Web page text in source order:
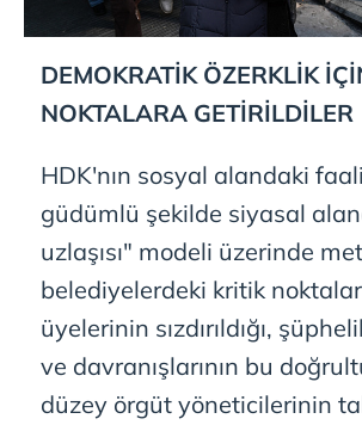
DEMOKRATİK ÖZERKLİK
NOKTALARA GETİRİLDİLER
HDK'nın sosyal alandaki
güdümlü şekilde siyasal
uzlaşısı" modeli üzerinde
belediyelerdeki kritik
üyelerinin sızdırıldığı,
ve davranışlarının bu
düzey örgüt yöneticilerinin